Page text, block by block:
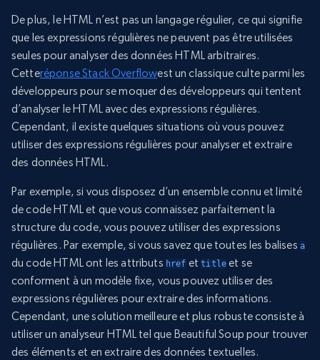
De plus, le HTML n’est pas un langage régulier, ce qui signifie
que les expressions régulières ne peuvent pas être utilisées
seules pour analyser des données HTML arbitraires.
Cetteréponse Stack Overflowest un classique culte parmi les
développeurs pour se moquer des développeurs qui tentent
d’analyser le HTML avec des expressions régulières.
Cependant, il existe quelques situations où vous pouvez
utiliser des expressions régulières pour analyser et extraire
des données HTML.
Par exemple, si vous disposez d’un ensemble connu et limité
de code HTML et que vous connaissez parfaitement la
structure du code, vous pouvez utiliser des expressions
régulières. Par exemple, si vous savez que toutes les balises a
du code HTML ont les attributs href ettitle et se
conforment à un modèle fixe, vous pouvez utiliser des
expressions régulières pour extraire des informations.
Cependant, une solution meilleure et plus robuste consiste à
utiliser un analyseur HTML tel que Beautiful Soup pour trouver
des éléments et en extraire des données textuelles.